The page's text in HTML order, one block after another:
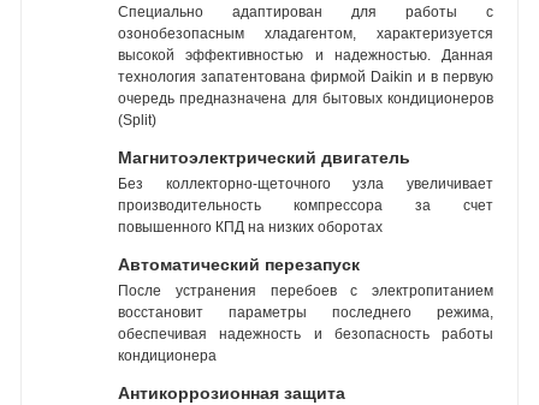
Специально адаптирован для работы с
озонобезопасным хладагентом, характеризуется
высокой эффективностью и надежностью. Данная
технология запатентована фирмой Daikin и в первую
очередь предназначена для бытовых кондиционеров
(Split)
Магнитоэлектрический двигатель
Без коллекторно-щеточного узла увеличивает
производительность компрессора за счет
повышенного КПД на низких оборотах
Автоматический перезапуск
После устранения перебоев с электропитанием
восстановит параметры последнего режима,
обеспечивая надежность и безопасность работы
кондиционера
Антикоррозионная защита